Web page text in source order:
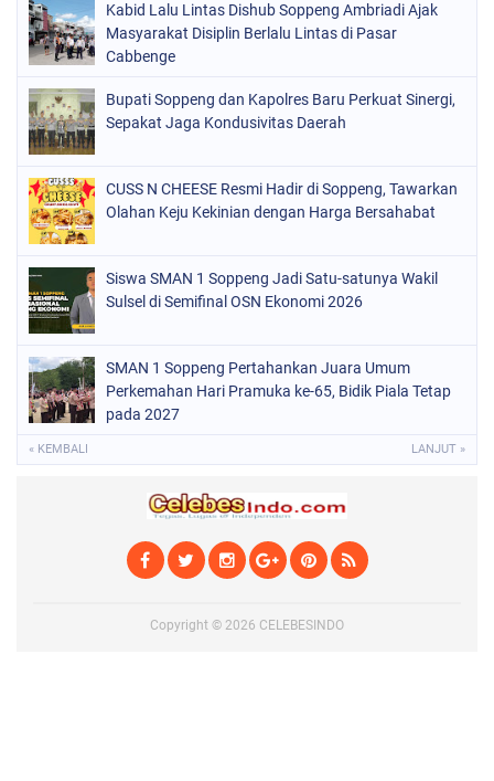
ORGANISASI
PERISTIWA
POLITIK (220)
POLRI
SOPPENG (1888)
SULSEL
Kabid Lalu Lintas Dishub Soppeng Ambriadi Ajak
Masyarakat Disiplin Berlalu Lintas di Pasar
Cabbenge
Bupati Soppeng dan Kapolres Baru Perkuat Sinergi,
Sepakat Jaga Kondusivitas Daerah
CUSS N CHEESE Resmi Hadir di Soppeng, Tawarkan
Olahan Keju Kekinian dengan Harga Bersahabat
Siswa SMAN 1 Soppeng Jadi Satu-satunya Wakil
Sulsel di Semifinal OSN Ekonomi 2026
SMAN 1 Soppeng Pertahankan Juara Umum
Perkemahan Hari Pramuka ke-65, Bidik Piala Tetap
pada 2027
« KEMBALI LANJUT »
Copyright © 2026 CELEBESINDO